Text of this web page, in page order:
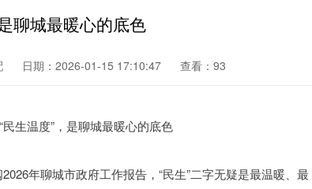
聊城最暖心的底色
日期：2026-01-15 17:10:47 查看：93
年聊城市政府工作报告，“民生”二字无疑是最温暖、最